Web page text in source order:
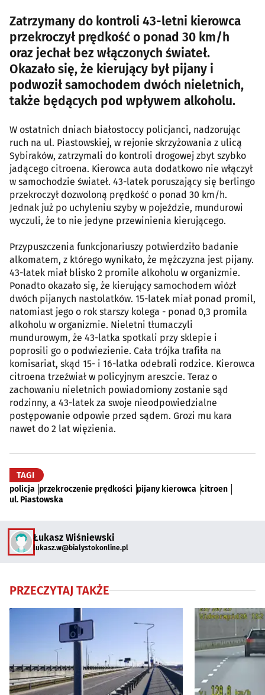
Zatrzymany do kontroli 43-letni kierowca
przekroczył prędkość o ponad 30 km/h
oraz jechał bez włączonych świateł.
Okazało się, że kierujący był pijany i
podwoził samochodem dwóch nieletnich,
także będących pod wpływem alkoholu.
W ostatnich dniach białostoccy policjanci, nadzorując
ruch na ul. Piastowskiej, w rejonie skrzyżowania z ulicą
Sybiraków, zatrzymali do kontroli drogowej zbyt szybko
jadącego citroena. Kierowca auta dodatkowo nie włączył
w samochodzie świateł. 43-latek poruszający się berlingo
przekroczył dozwoloną prędkość o ponad 30 km/h.
Jednak już po uchyleniu szyby w pojeździe, mundurowi
wyczuli, że to nie jedyne przewinienia kierującego.
Przypuszczenia funkcjonariuszy potwierdziło badanie
alkomatem, z którego wynikało, że mężczyzna jest pijany.
43-latek miał blisko 2 promile alkoholu w organizmie.
Ponadto okazało się, że kierujący samochodem wiózł
dwóch pijanych nastolatków. 15-latek miał ponad promil,
natomiast jego o rok starszy kolega - ponad 0,3 promila
alkoholu w organizmie. Nieletni tłumaczyli
mundurowym, że 43-latka spotkali przy sklepie i
poprosili go o podwiezienie. Cała trójka trafiła na
komisariat, skąd 15- i 16-latka odebrali rodzice. Kierowca
citroena trzeźwiał w policyjnym areszcie. Teraz o
zachowaniu nieletnich powiadomiony zostanie sąd
rodzinny, a 43-latek za swoje nieodpowiedzialne
postępowanie odpowie przed sądem. Grozi mu kara
nawet do 2 lat więzienia.
TAGI
policja przekroczenie prędkości pijany kierowca citroen
ul. Piastowska
Łukasz Wiśniewski
lukasz.w@bialystokonline.pl
PRZECZYTAJ TAKŻE